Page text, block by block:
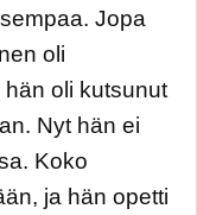
Jopa
oli
oli kutsunut
Nyt hän ei
Koko
ja hän opetti